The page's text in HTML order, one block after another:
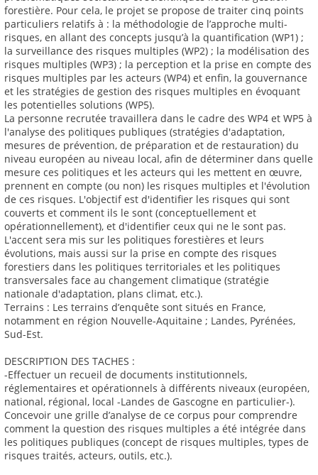
forestière. Pour cela, le projet se propose de traiter cinq points
particuliers relatifs à : la méthodologie de l’approche multi-
risques, en allant des concepts jusqu’à la quantification (WP1) ;
la surveillance des risques multiples (WP2) ; la modélisation des
risques multiples (WP3) ; la perception et la prise en compte des
risques multiples par les acteurs (WP4) et enfin, la gouvernance
et les stratégies de gestion des risques multiples en évoquant
les potentielles solutions (WP5).
La personne recrutée travaillera dans le cadre des WP4 et WP5 à
l'analyse des politiques publiques (stratégies d'adaptation,
mesures de prévention, de préparation et de restauration) du
niveau européen au niveau local, afin de déterminer dans quelle
mesure ces politiques et les acteurs qui les mettent en œuvre,
prennent en compte (ou non) les risques multiples et l'évolution
de ces risques. L'objectif est d'identifier les risques qui sont
couverts et comment ils le sont (conceptuellement et
opérationnellement), et d'identifier ceux qui ne le sont pas.
L'accent sera mis sur les politiques forestières et leurs
évolutions, mais aussi sur la prise en compte des risques
forestiers dans les politiques territoriales et les politiques
transversales face au changement climatique (stratégie
nationale d'adaptation, plans climat, etc.).
Terrains : Les terrains d’enquête sont situés en France,
notamment en région Nouvelle-Aquitaine ; Landes, Pyrénées,
Sud-Est.
DESCRIPTION DES TACHES :
-Effectuer un recueil de documents institutionnels,
réglementaires et opérationnels à différents niveaux (européen,
national, régional, local -Landes de Gascogne en particulier-).
Concevoir une grille d’analyse de ce corpus pour comprendre
comment la question des risques multiples a été intégrée dans
les politiques publiques (concept de risques multiples, types de
risques traités, acteurs, outils, etc.).